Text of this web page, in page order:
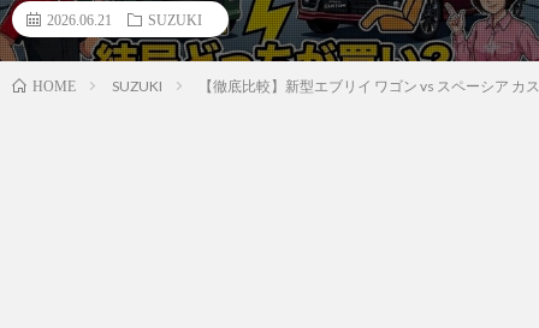
2026.06.21 SUZUKI
HOME SUZUKI 【徹底比較】新型エブリイ ワゴン vs スペーシア